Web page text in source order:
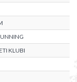
KLUBI